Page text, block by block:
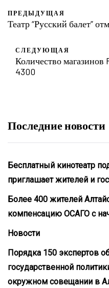
ПРЕДЫДУЩАЯ
Театр “Русский балет”
СЛЕДУЮЩАЯ
Количество магазинов
4300
Последние новости
Бесплатный кинотеатр
приглашает жителей и
Более 400 жителей
компенсацию ОСАГО с
Новости
Порядка 150 экспертов
государственной
окружном совещании в